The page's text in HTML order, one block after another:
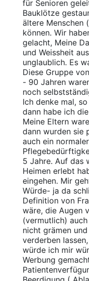
für Senioren
Bauklötze
ältere Menschen
können. Wir
gelacht, Meine
und Weissheit
unglaublich. Es
Diese Gruppe
- 90 Jahren
noch
Ich denke mal,
dann habe ich
Meine Eltern
dann wurden sie
auch ein
5 Jahre. Auf das
Heimen erlebt
eingehen. Mir
Würde- ja da
Definition von
wäre, die Augen
(vermutlich)
nicht grämen
verderben
würde ich mir
Werbung